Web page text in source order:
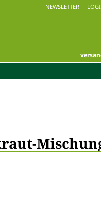
NEWSLETTER